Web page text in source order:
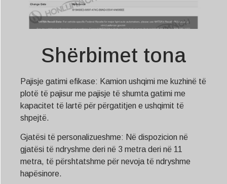
Shërbimet tona
Pajisje gatimi efikase: Kamion ushqimi me kuzhinë të
plotë të pajisur me pajisje të shumta gatimi me
kapacitet të lartë për përgatitjen e ushqimit të
shpejtë.
Gjatësi të personalizueshme: Në dispozicion në
gjatësi të ndryshme deri në 3 metra deri në 11
metra, të përshtatshme për nevoja të ndryshme
hapësinore.